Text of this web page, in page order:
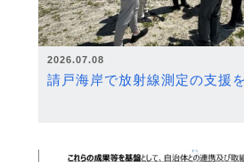
2026.07.08
請戸海岸で放射線測定の支援